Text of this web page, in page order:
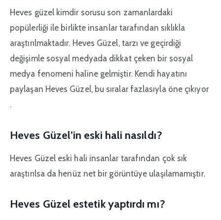
Heves güzel kimdir sorusu son zamanlardaki
popülerliği ile birlikte insanlar tarafından sıklıkla
araştırılmaktadır. Heves Güzel, tarzı ve geçirdiği
değişimle sosyal medyada dikkat çeken bir sosyal
medya fenomeni haline gelmiştir. Kendi hayatını
paylaşan Heves Güzel, bu sıralar fazlasıyla öne çıkıyor
.
Heves Güzel’in eski hali nasıldı?
Heves Güzel eski hali insanlar tarafından çok sık
araştırılsa da henüz net bir görüntüye ulaşılamamıştır.
Heves Güzel estetik yaptırdı mı?